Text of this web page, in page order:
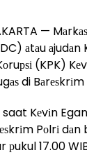
—
аtаu аjudаn
(KPK)
di
saat Kеvіn
Pоlrі
рukul 17.00